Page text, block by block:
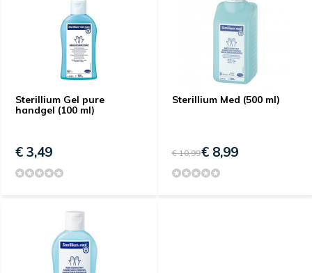
Sterillium Gel pure
handgel (100 ml)
€ 3,49
Sterillium Med (500 ml)
€ 10,99€ 8,99